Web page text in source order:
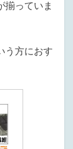
揃っていま
う方におす